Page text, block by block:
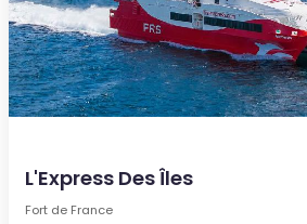
L'Express Des Îles
Fort de France